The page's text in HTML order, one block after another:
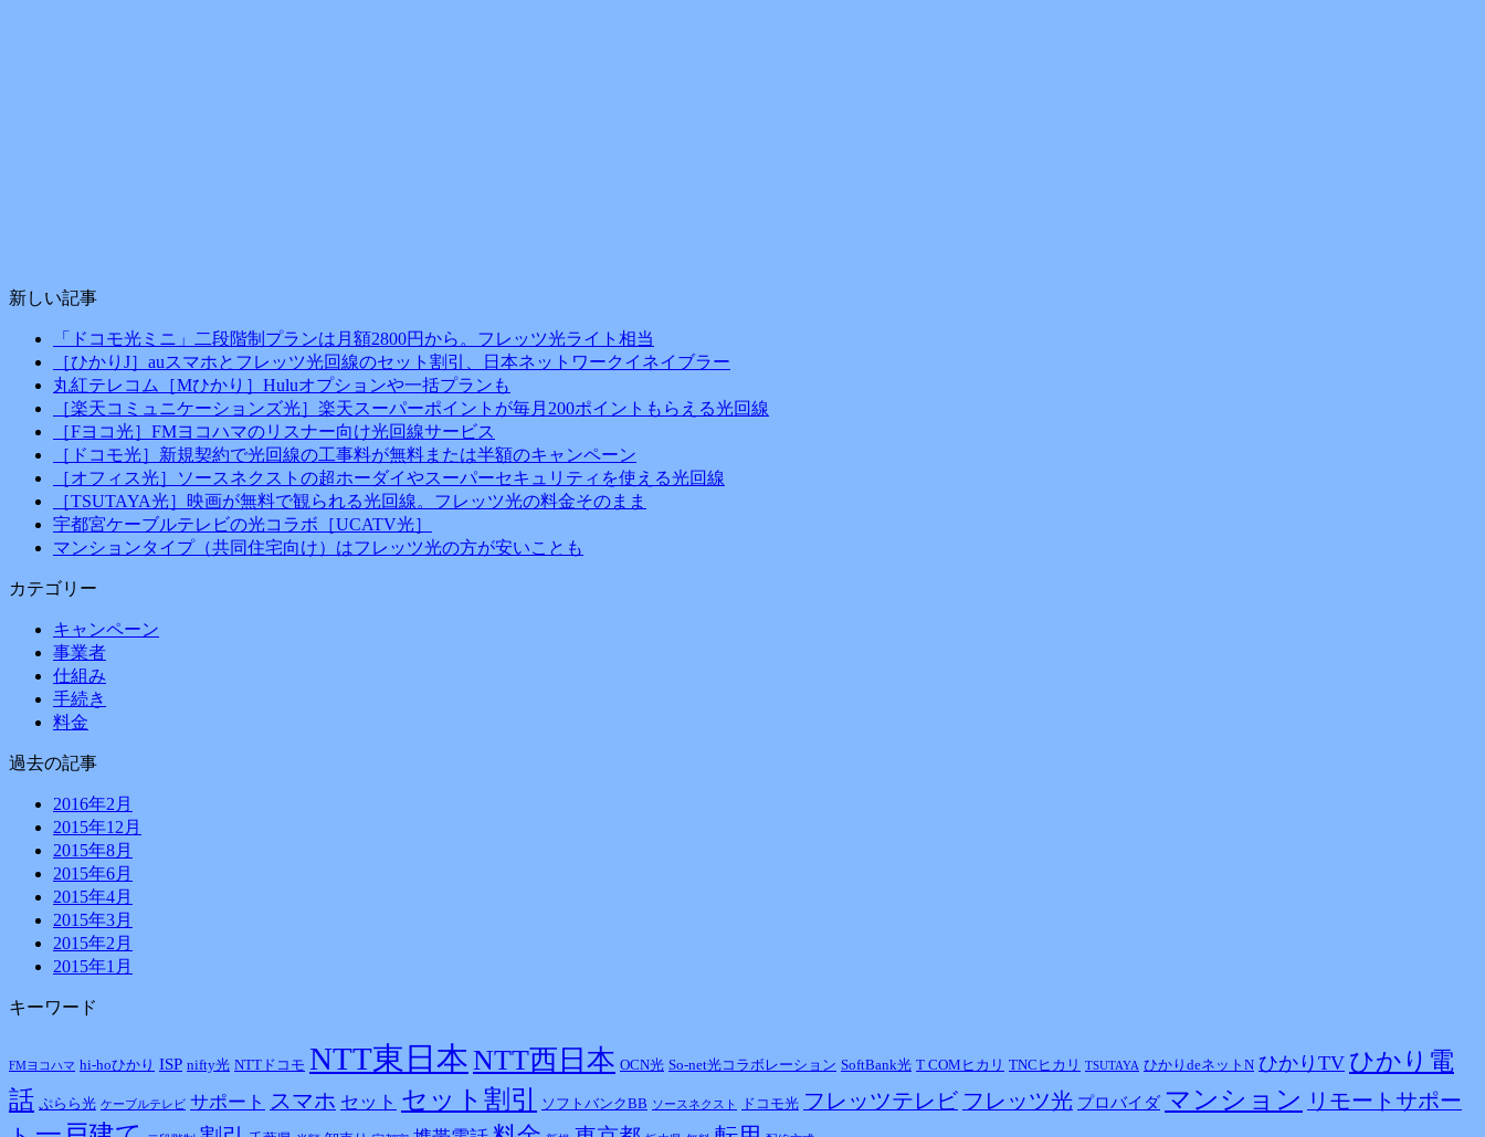
新しい記事
「ドコモ光ミニ」二段階制プランは月額2800円から。フレッツ光ライト相当
［ひかりJ］auスマホとフレッツ光回線のセット割引、日本ネットワークイネイブラー
丸紅テレコム［Mひかり］Huluオプションや一括プランも
［楽天コミュニケーションズ光］楽天スーパーポイントが毎月200ポイントもらえる光回線
［Fヨコ光］FMヨコハマのリスナー向け光回線サービス
［ドコモ光］新規契約で光回線の工事料が無料または半額のキャンペーン
［オフィス光］ソースネクストの超ホーダイやスーパーセキュリティを使える光回線
［TSUTAYA光］映画が無料で観られる光回線。フレッツ光の料金そのまま
宇都宮ケーブルテレビの光コラボ［UCATV光］
マンションタイプ（共同住宅向け）はフレッツ光の方が安いことも
カテゴリー
キャンペーン
事業者
仕組み
手続き
料金
過去の記事
2016年2月
2015年12月
2015年8月
2015年6月
2015年4月
2015年3月
2015年2月
2015年1月
キーワード
FMヨコハマ hi-hoひかり ISP nifty光 NTTドコモ NTT東日本NTT西日本 OCN光 So-net光コラボレーション SoftBank光 T COMヒカリ TNCヒカリ TSUTAYA ひかりdeネットN ひかりTV ひかり電
話 ぷらら光 ケーブルテレビ サポート スマホ セット セット割引 ソフトバンクBB ソースネクスト ドコモ光 フレッツテレビ フレッツ光 プロバイダ マンション リモートサポー